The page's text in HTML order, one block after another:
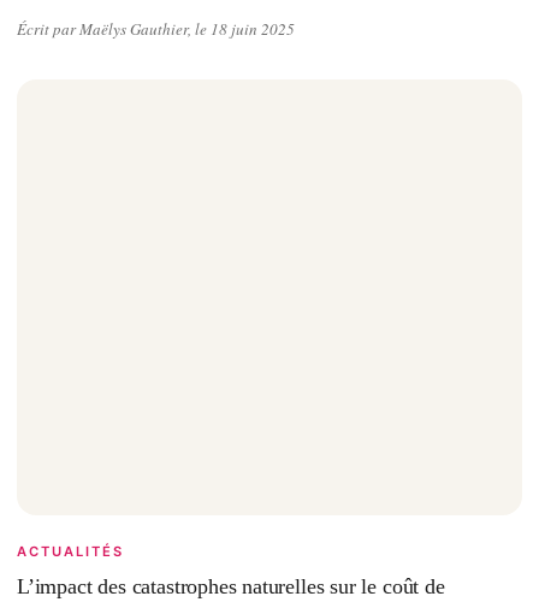
Écrit par Maëlys Gauthier, le 18 juin 2025
ACTUALITÉS
L’impact des catastrophes naturelles sur le coût de